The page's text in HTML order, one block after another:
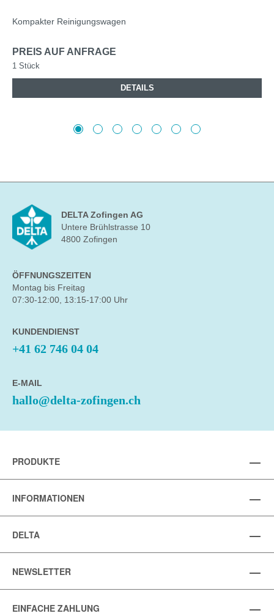
Kompakter Reinigungswagen
PREIS AUF ANFRAGE
1 Stück
DETAILS
DELTA Zofingen AG
Untere Brühlstrasse 10
4800 Zofingen
ÖFFNUNGSZEITEN
Montag bis Freitag
07:30-12:00, 13:15-17:00 Uhr
KUNDENDIENST
+41 62 746 04 04
E-MAIL
hallo@delta-zofingen.ch
PRODUKTE
INFORMATIONEN
DELTA
NEWSLETTER
EINFACHE ZAHLUNG